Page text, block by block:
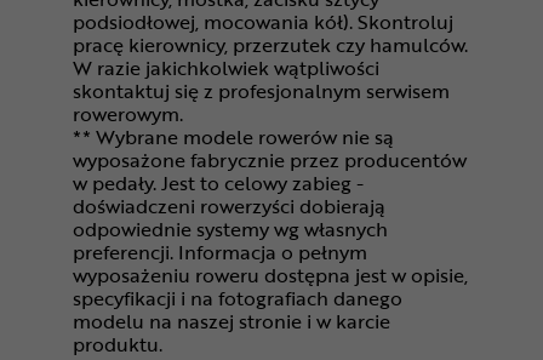
podsiodłowej, mocowania kół). Skontroluj
pracę kierownicy, przerzutek czy hamulców.
W razie jakichkolwiek wątpliwości
skontaktuj się z profesjonalnym serwisem
rowerowym.
** Wybrane modele rowerów nie są
wyposażone fabrycznie przez producentów
w pedały. Jest to celowy zabieg -
doświadczeni rowerzyści dobierają
odpowiednie systemy wg własnych
preferencji. Informacja o pełnym
wyposażeniu roweru dostępna jest w opisie,
specyfikacji i na fotografiach danego
modelu na naszej stronie i w karcie
produktu.